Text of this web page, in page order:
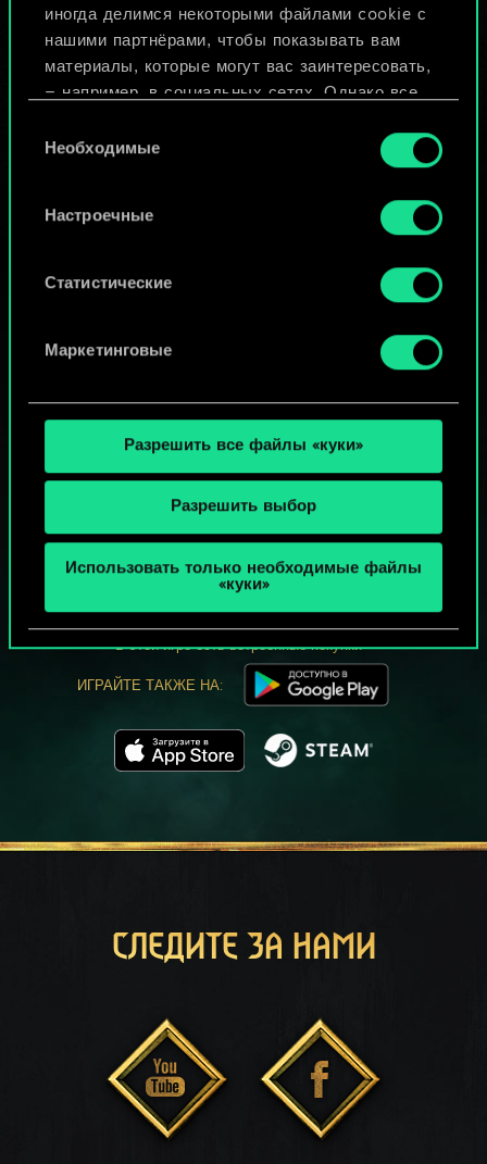
иногда делимся некоторыми файлами cookie с
нашими партнёрами, чтобы показывать вам
материалы, которые могут вас заинтересовать,
— например, в социальных сетях. Однако все
разрешения.
Найти подробную информацию о том, как мы
используем ваши файлы cookie, и изменить
«Настройки» ниже.
согласия
Необходимые
Настроечные
Статистические
Маркетинговые
Разрешить все файлы «куки»
Разрешить выбор
Использовать только необходимые файлы
«куки»
ИЛИ
МОЖЕТ ПАРТЕЕЧКУ В ГВИНТ?
ИГРАТЬ
БЕСПЛАТНО НА ПК
В этой игре есть встроенные покупки
ИГРАЙТЕ ТАКЖЕ НА:
СЛЕДИТЕ ЗА НАМИ